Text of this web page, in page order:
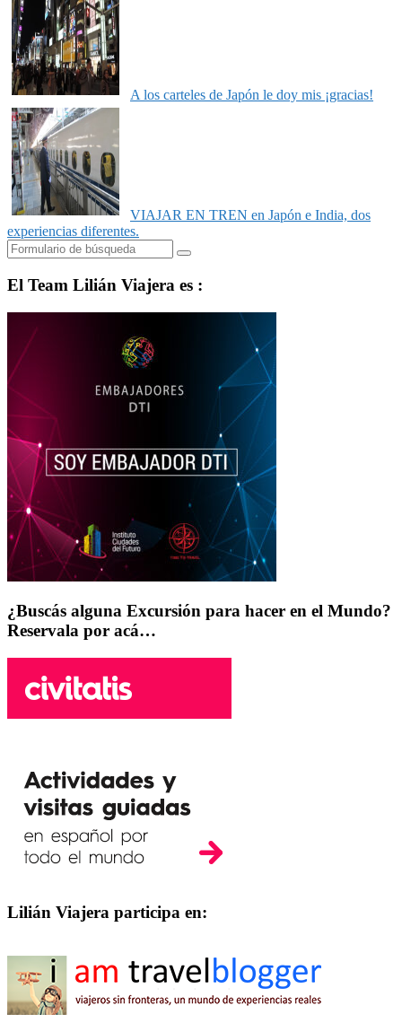
A los carteles de Japón le doy mis ¡gracias!
VIAJAR EN TREN en Japón e India, dos
experiencias diferentes.
Buscar
El Team Lilián Viajera es :
¿Buscás alguna Excursión para hacer en el Mundo?
Reservala por acá…
Lilián Viajera participa en: